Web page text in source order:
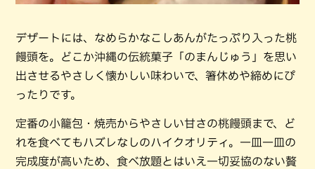
デザートには、なめらかなこしあんがたっぷり入った桃
饅頭を。どこか沖縄の伝統菓子「のまんじゅう」を思い
出させるやさしく懐かしい味わいで、箸休めや締めにぴ
ったりです。
定番の小籠包・焼売からやさしい甘さの桃饅頭まで、ど
れを食べてもハズレなしのハイクオリティ。一皿一皿の
完成度が高いため、食べ放題とはいえ一切妥協のない贅